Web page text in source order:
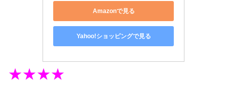
Amazonで見る
Yahoo!ショッピングで見る
★★★★